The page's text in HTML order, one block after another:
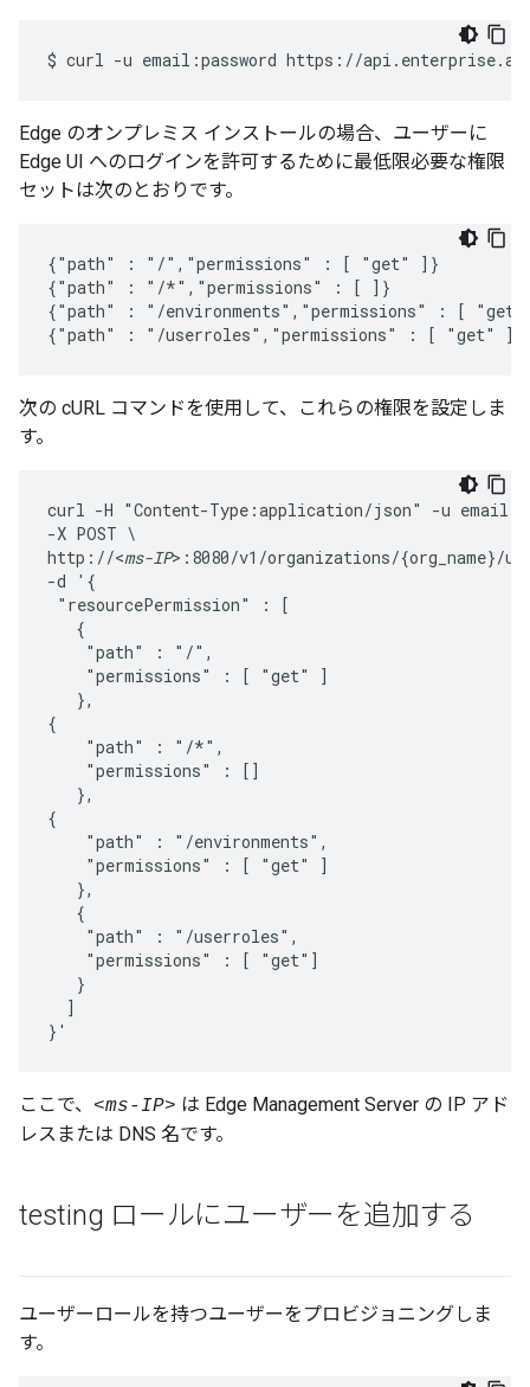
$ curl -u email:password https://
Edge のオンプレミス インストールの場合、ユーザーに
Edge UI へのログインを許可するために最低限必要な権限
セットは次のとおりです。
{"path" : "/","permissions" : [ "get" ]}
{"path" : "/*","permissions" : [ ]}
{"path" : "/environments","permissions" : [
{"path" : "/userroles","permissions" : [ "get" ]}
次の cURL コマンドを使用して、これらの権限を設定しま
す。
curl -H "Content-Type:application/json" -u
-X POST \
http://<ms-IP>:8080/v1/organizations/{org_name}/
-d '{
"resourcePermission" : [
   {
    "path" : "/",
    "permissions" : [ "get" ]
   },
{
    "path" : "/*",
    "permissions" : []
   },
{
    "path" : "/environments",
    "permissions" : [ "get" ]
   },
   {
    "path" : "/userroles",
    "permissions" : [ "get"]
   }
  ]
}'
ここで、 <ms-IP> は Edge Management Server の IP アド
レスまたは DNS 名です。
testing ロールにユーザーを追加する
ユーザーロールを持つユーザーをプロビジョニングしま
す。